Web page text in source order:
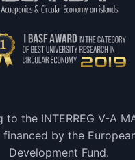
the INTERREG V-A
by the
Development Fund.